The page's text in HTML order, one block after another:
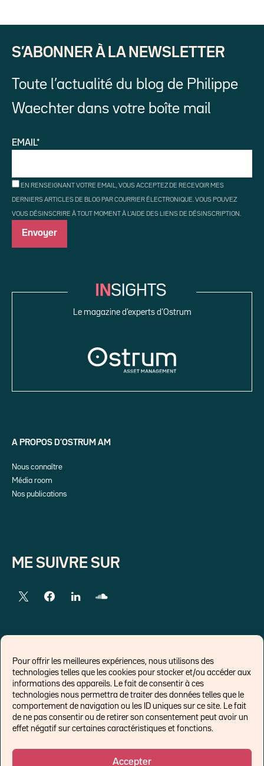
Pour offrir les meilleures expériences, nous utilisons des
technologies telles que les cookies pour stocker et/ou accéder aux
informations des appareils. Le fait de consentir à ces
technologies nous permettra de traiter des données telles que le
comportement de navigation ou les ID uniques sur ce site. Le fait
de ne pas consentir ou de retirer son consentement peut avoir un
effet négatif sur certaines caractéristiques et fonctions.
Accepter
S’ABONNER À LA NEWSLETTER
Toute l’actualité du blog de Philippe
Waechter dans votre boîte mail
EMAIL*
EN RENSEIGNANT VOTRE EMAIL, VOUS ACCEPTEZ DE RECEVOIR MES
DERNIERS ARTICLES DE BLOG PAR COURRIER ÉLECTRONIQUE. VOUS POUVEZ
VOUS DÉSINSCRIRE À TOUT MOMENT À L'AIDE DES LIENS DE DÉSINSCRIPTION.
Le magazine d’experts d’Ostrum
A PROPOS D’OSTRUM AM
Nous connaître
Média room
Nos publications
ME SUIVRE SUR
LIENS EXTERNES
Chroniques pour Forbes
Economistes
Think tank
Politique de cookies (UE)